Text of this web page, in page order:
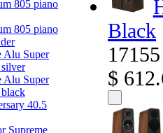
805 piano
805 piano
Alu Super
Alu Super
40.5
Supreme
Black
$